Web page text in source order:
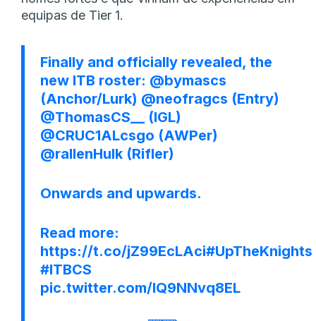
equipas de Tier 1.
Finally and officially revealed, the
new ITB roster: @bymascs
(Anchor/Lurk) @neofragcs (Entry)
@ThomasCS__
(IGL)
@CRUC1ALcsgo (AWPer)
@rallenHulk (Rifler)
Onwards and upwards.
Read more:
https://t.co/jZ99EcLAci#UpTheKnights
#ITBCS
pic.twitter.com/lQ9NNvq8EL